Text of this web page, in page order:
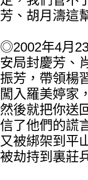
芳、胡月濤這
◎2002年4月
安局封慶芳、
振芳，帶領楊
闖入羅美婷家
然後就把你送
信了他們的謊
又被綁架到平
被劫持到裏莊